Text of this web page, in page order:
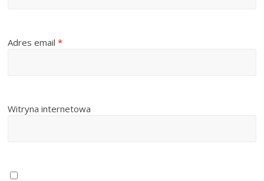
Adres email*
Witryna internetowa